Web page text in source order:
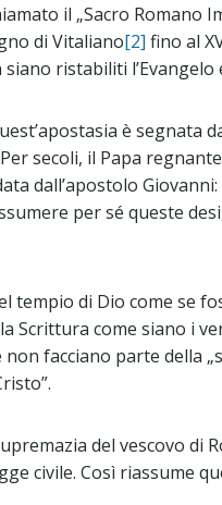
il „Sacro Romano
di Vitaliano[2] fino al
ristabiliti
è segnata
secoli, il Papa
dall’apostolo Giovanni:
per sé queste
tempio di Dio come se
Scrittura come siano i
facciano parte della
del vescovo di
civile. Così riassume